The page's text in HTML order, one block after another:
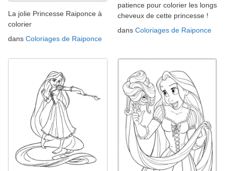
La jolie Princesse Raiponce à
colorier
dans Coloriages de Raiponce
patience pour colorier les longs
cheveux de cette princesse !
dans Coloriages de Raiponce